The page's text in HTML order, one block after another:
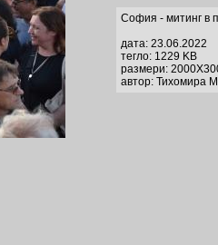
София - митинг в
дата: 23.06.2022
тегло: 1229 KB
размери:
автор: Тихомира